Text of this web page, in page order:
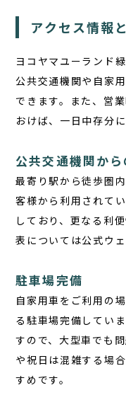
アクセス情報
ヨコヤマユーランド
公共交通機関や自家
できます。また、営
おけば、一日中存分
公共交通機関から
最寄り駅から徒歩圏
客様から利用されて
しており、更なる利
表については公式ウ
駐車場完備
自家用車をご利用の
る駐車場完備してい
すので、大型車でも
や祝日は混雑する場
すめです。